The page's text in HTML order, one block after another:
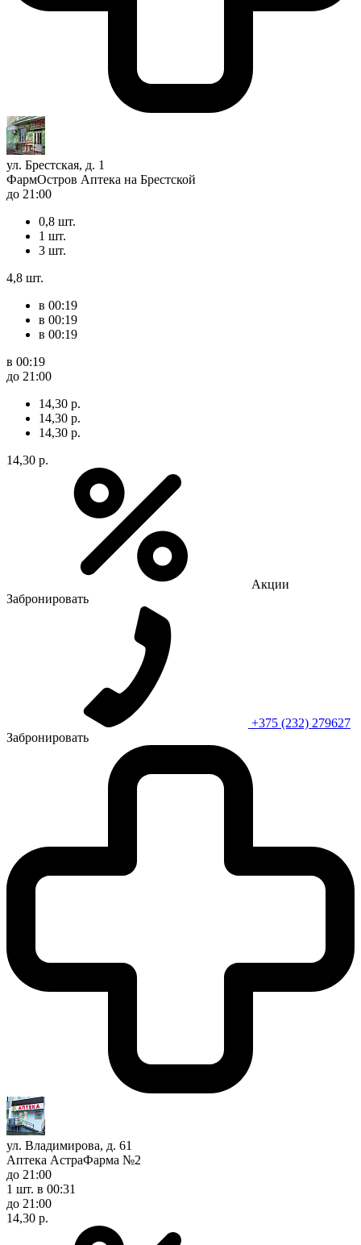
ул. Брестская, д. 1
ФармОстров Аптека на Брестской
до 21:00
0,8 шт.
1 шт.
3 шт.
4,8 шт.
в 00:19
в 00:19
в 00:19
в 00:19
до 21:00
14,30 р.
14,30 р.
14,30 р.
14,30 р.
Акции
Забронировать
+375 (232) 279627
Забронировать
ул. Владимирова, д. 61
Аптека АстраФарма №2
до 21:00
1 шт. в 00:31
до 21:00
14,30 р.